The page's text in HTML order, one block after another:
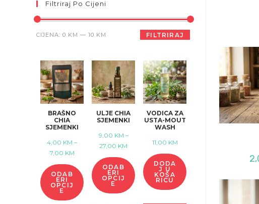
Filtriraj Po Cijeni
Min
Maks
FILTRIRAJ
CIJENA: 0 KM — 10 KM
BRAŠNO
CHIA
SJEMENKI
4,00 KM –
7,00 KMRaspon
cijena:
od
4,00 KM
ODAB
ERI
OPCIJ
E
ULJE CHIA
SJEMENKI
9,00 KM –
27,00 KM Raspon
cijena:
od
9,00 KM
ODAB
ERI
OPCIJ
E
VODICA ZA
USTA-MOUT
WASH
11,00 KM
DODA
J U
KOŠA
RICU